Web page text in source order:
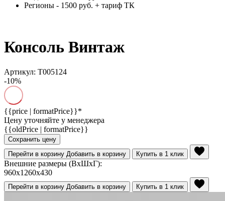
Регионы - 1500 руб. + тариф ТК
Консоль Винтаж
Артикул: Т005124
-10%
{{price | formatPrice}}*
Цену уточняйте у менеджера
{{oldPrice | formatPrice}}
Сохранить цену
Перейти в корзину Добавить в корзину Купить в 1 клик
Внешние размеры (ВхШхГ):
960x1260x430
Перейти в корзину Добавить в корзину Купить в 1 клик